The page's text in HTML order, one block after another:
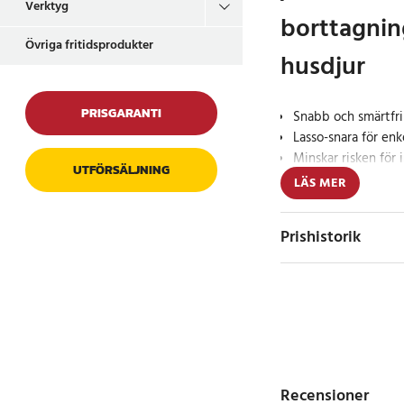
Verktyg
Övriga fritidsprodukter
PRISGARANTI
UTFÖRSÄLJNING
husdjur
Snabb och
Lasso-snara för
Minskar risken
Active Canis
husdjur på ett säkert
runt fästingen och
Enkel att
LÄS MER
Prishistorik
Recensioner